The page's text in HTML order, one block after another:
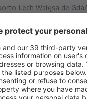
Lech Wałęsa de
Está situado no centro
da população do
que passam pelo
podem voar a
Devido ao número
Lech Wałęsa
designado para o